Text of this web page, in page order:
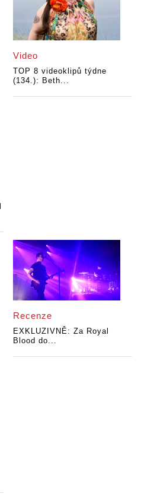
Video
TOP 8 videoklipů týdne
(134.): Beth...
Recenze
EXKLUZIVNĚ: Za Royal
Blood do...